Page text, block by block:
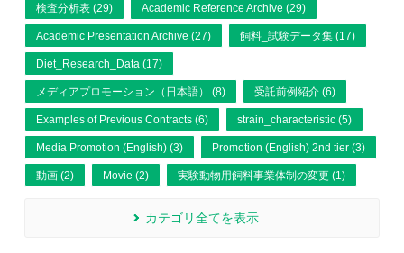
検査分析表 (29) Academic Reference Archive (29)
Academic Presentation Archive (27) 飼料_試験データ集 (17)
Diet_Research_Data (17)
メディアプロモーション（日本語） (8) 受託前例紹介 (6)
Examples of Previous Contracts (6) strain_characteristic (5)
Media Promotion (English) (3) Promotion (English) 2nd tier (3)
動画 (2) Movie (2) 実験動物用飼料事業体制の変更 (1)
カテゴリ全てを表示